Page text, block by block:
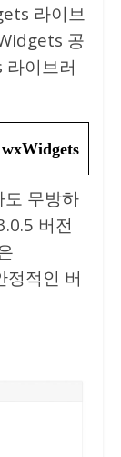
라이브
공
이브러
도 무방하
버전
적인 버